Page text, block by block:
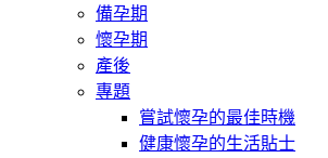
備孕期
懷孕期
產後
專題
嘗試懷孕的最佳時機
健康懷孕的生活貼士